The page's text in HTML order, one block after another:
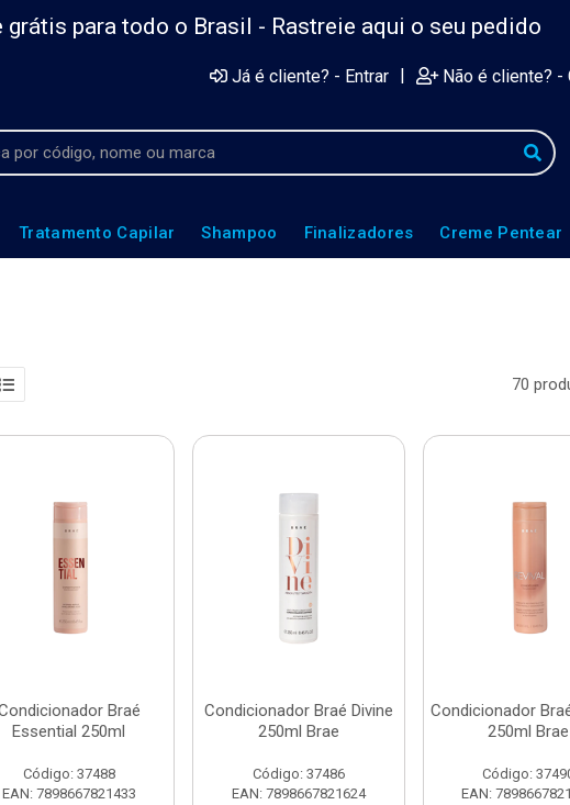
grátis para todo o Brasil - Rastreie aqui o seu pedido
Já é cliente? - Entrar | Não é cliente? -
Tratamento Capilar Shampoo Finalizadores Creme Pentear
70
Braé
Essential 250ml
Código: 37488
EAN: 7898667821433
Condicionador Braé Divine
250ml Brae
Código: 37486
EAN: 7898667821624
Condicionador
250ml Brae
Código:
EAN: